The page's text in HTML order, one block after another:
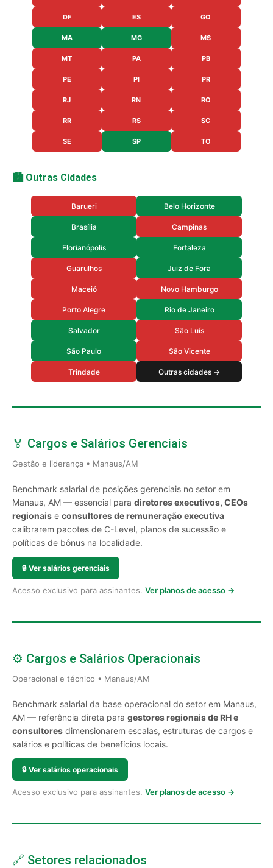
DF ES GO
MA MG MS
MT PA PB
PE PI PR
RJ RN RO
RR RS SC
SE SP TO
🏙️ Outras Cidades
Barueri Belo Horizonte
Brasília Campinas
Florianópolis Fortaleza
Guarulhos Juiz de Fora
Maceió Novo Hamburgo
Porto Alegre Rio de Janeiro
Salvador São Luís
São Paulo São Vicente
Trindade Outras cidades →
🏅 Cargos e Salários Gerenciais
Gestão e liderança • Manaus/AM
Benchmark salarial de posições gerenciais no setor em
Manaus, AM — essencial para diretores executivos, CEOs
regionais e consultores de remuneração executiva
calibrarem pacotes de C-Level, planos de sucessão e
políticas de bônus na localidade.
🔒 Ver salários gerenciais
Acesso exclusivo para assinantes. Ver planos de acesso →
⚙️ Cargos e Salários Operacionais
Operacional e técnico • Manaus/AM
Benchmark salarial da base operacional do setor em Manaus,
AM — referência direta para gestores regionais de RH e
consultores dimensionarem escalas, estruturas de cargos e
salários e políticas de benefícios locais.
🔒 Ver salários operacionais
Acesso exclusivo para assinantes. Ver planos de acesso →
🔗 Setores relacionados